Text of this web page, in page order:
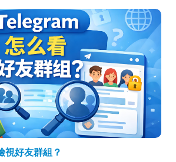
視好友群組？